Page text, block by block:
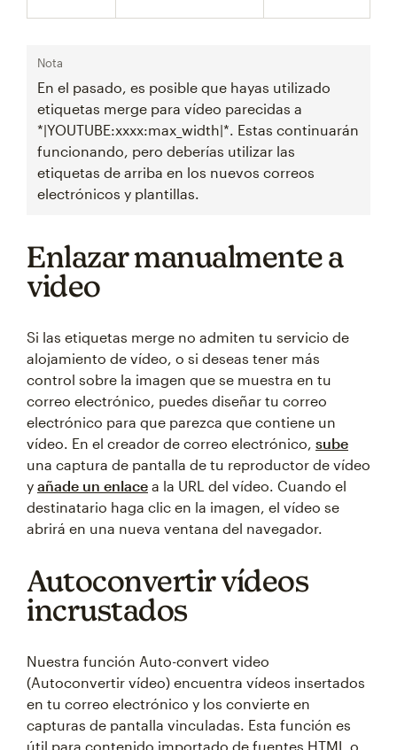
Nota
En el pasado, es posible que hayas utilizado
etiquetas merge para vídeo parecidas a
*|YOUTUBE:xxxx:max_width|*. Estas continuarán
funcionando, pero deberías utilizar las
etiquetas de arriba en los nuevos correos
electrónicos y plantillas.
Enlazar manualmente a
video
Si las etiquetas merge no admiten tu servicio de
alojamiento de vídeo, o si deseas tener más
control sobre la imagen que se muestra en tu
correo electrónico, puedes diseñar tu correo
electrónico para que parezca que contiene un
vídeo. En el creador de correo electrónico, sube
una captura de pantalla de tu reproductor de vídeo
y añade un enlace a la URL del vídeo. Cuando el
destinatario haga clic en la imagen, el vídeo se
abrirá en una nueva ventana del navegador.
Autoconvertir vídeos
incrustados
Nuestra función Auto-convert video
(Autoconvertir vídeo) encuentra vídeos insertados
en tu correo electrónico y los convierte en
capturas de pantalla vinculadas. Esta función es
útil para contenido importado de fuentes HTML o